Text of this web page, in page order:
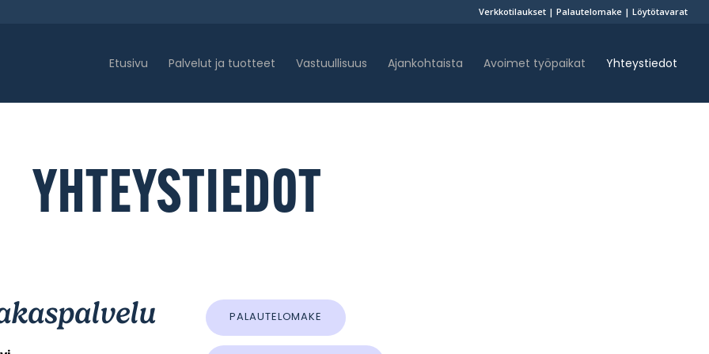
Verkkotilaukset |Palautelomake |Löytötavarat
Etusivu Palvelut ja tuotteet Vastuullisuus Ajankohtaista Avoimet työpaikat Yhteystiedot
YHTEYSTIEDOT
PALAUTELOMAKE